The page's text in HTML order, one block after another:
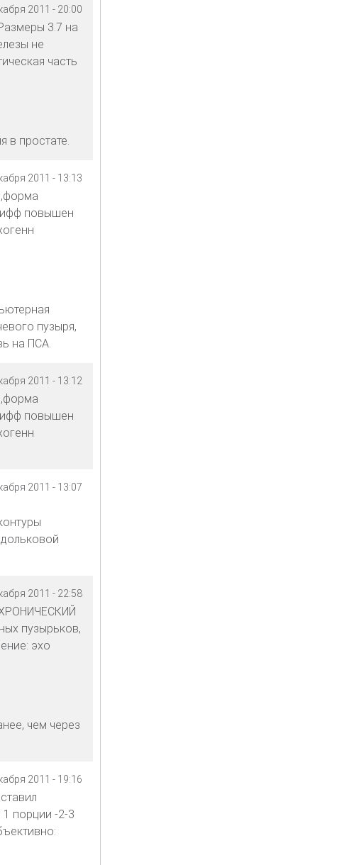
2011 - 20:00
3.7 на
не
часть
в простате.
2011 - 13:13
повышен
пузыря,
на ПСА.
2011 - 13:12
повышен
2011 - 13:07
2011 - 22:58
пузырьков,
эхо
чем через
2011 - 19:16
порции -2-3